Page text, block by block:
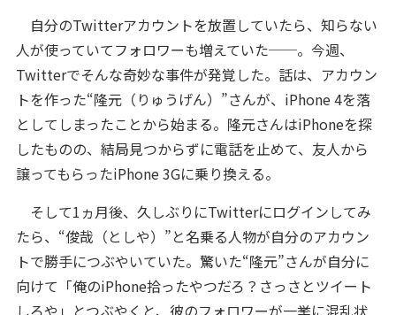
自分のTwitterアカウントを放置していたら、知らない
人が使っていてフォロワーも増えていた──。今週、
Twitterでそんな奇妙な事件が発覚した。話は、アカウン
トを作った“隆元（りゅうげん）”さんが、iPhone 4を落
としてしまったことから始まる。隆元さんはiPhoneを探
したものの、結局見つからずに電話を止めて、友人から
譲ってもらったiPhone 3Gに乗り換える。
そして1ヵ月後、久しぶりにTwitterにログインしてみ
たら、“俊哉（としや）”と名乗る人物が自分のアカウン
トで勝手につぶやいていた。驚いた“隆元”さんが自分に
向けて「俺のiPhone拾ったやつだろ？さっさとツイート
しろや」とつぶやくと、彼のフォロワーが一挙に混乱状